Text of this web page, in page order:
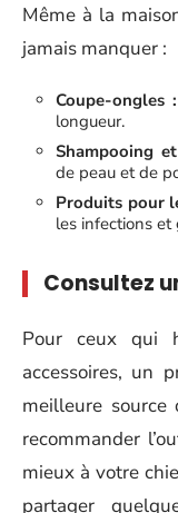
Même à la
jamais manquer :
Coupe-ongles :
longueur.
Shampooing
de peau et de
Produits pour
les infections
Consultez
Pour ceux qui
accessoires, un
meilleure source
recommander
mieux à votre
partager